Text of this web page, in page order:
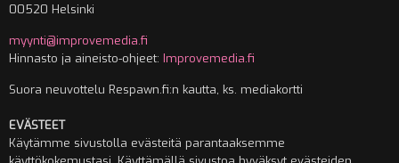
00520 Helsinki
myynti@improvemedia.fi
Hinnasto ja aineisto-ohjeet: Improvemedia.fi
Suora neuvottelu Respawn.fi:n kautta, ks. mediakortti
EVÄSTEET
Käytämme sivustolla evästeitä parantaaksemme